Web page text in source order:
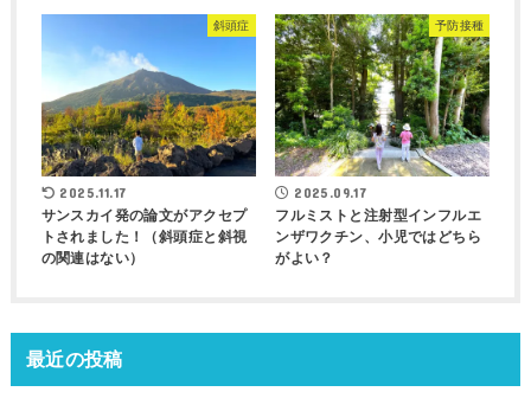
斜頭症
2025.11.17
サンスカイ発の論文がアクセプ
トされました！（斜頭症と斜視
の関連はない）
予防接種
2025.09.17
フルミストと注射型インフルエ
ンザワクチン、小児ではどちら
がよい？
最近の投稿